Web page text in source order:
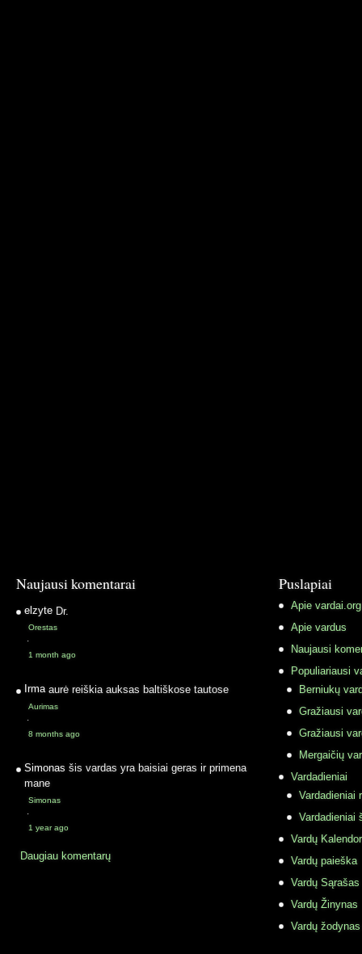
Naujausi komentarai
elzyte Dr.
Orestas
·
1 month ago
Irma aurė reiškia auksas baltiškose tautose
Aurimas
·
8 months ago
Simonas šis vardas yra baisiai geras ir primena
mane
Simonas
·
1 year ago
Daugiau komentarų
Puslapiai
Apie vardai.org
Apie vardus
Naujausi
Populiariausi
Berniukų
Gražiausi
Gražiausi
Mergaičių
Vardadieniai
Vardadieniai
Vardadieniai
Vardų
Vardų paieška
Vardų Sąrašas
Vardų Žinynas
Vardų